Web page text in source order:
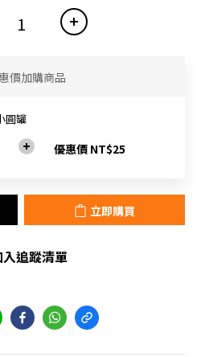
價加購商品
圓罐
優惠價 NT$25
立即購買
入追蹤清單